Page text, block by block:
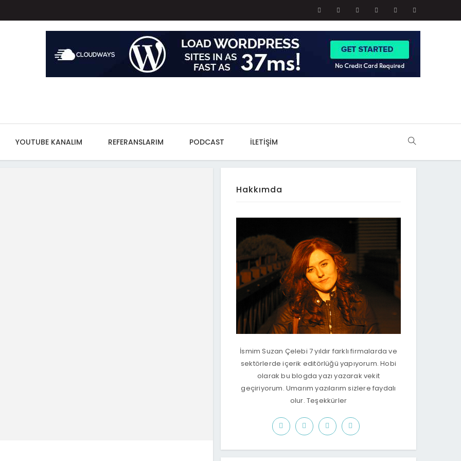
YOUTUBE KANALIM REFERANSLARIM PODCAST İLETIŞIM
Hakkımda
İsmim Suzan Çelebi 7 yıldır farklı firmalarda ve
sektörlerde içerik editörlüğü yapıyorum. Hobi
olarak bu blogda yazı yazarak vekit
geçiriyorum. Umarım yazılarım sizlere faydalı
olur. Teşekkürler